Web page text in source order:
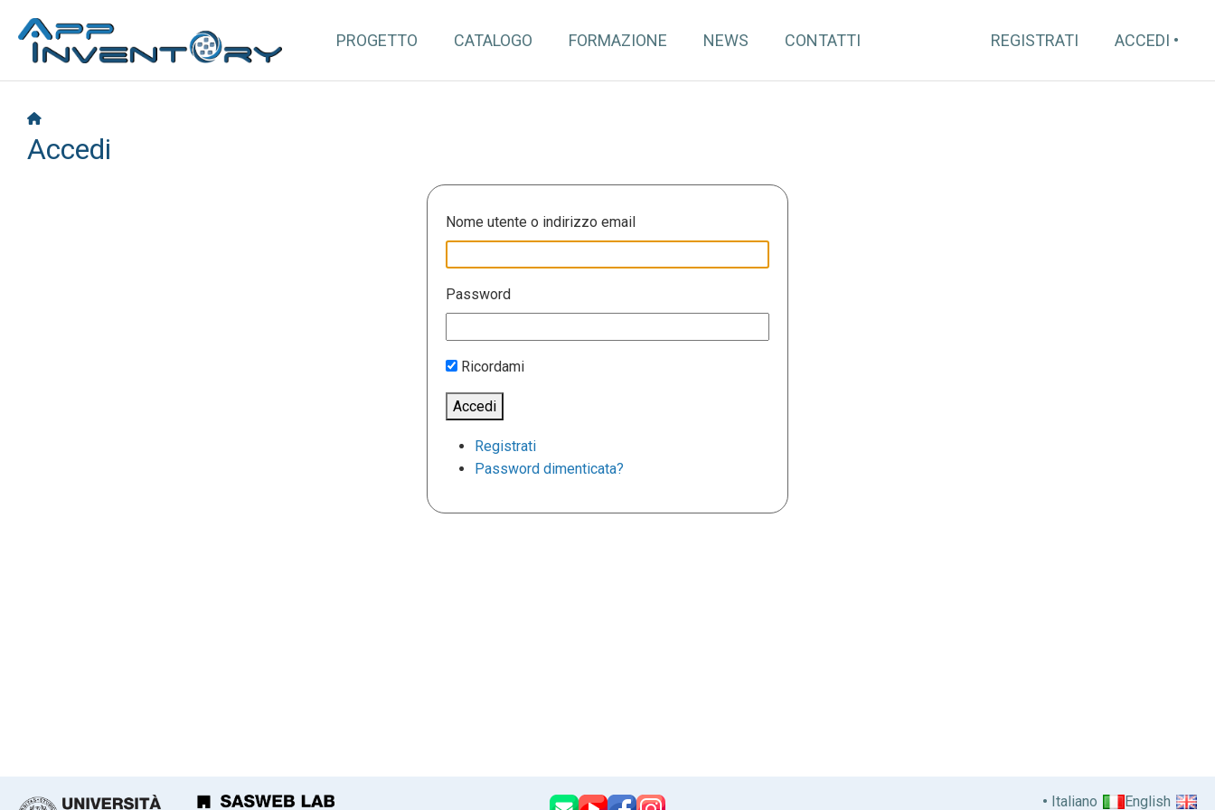
PROGETTO CATALOGO FORMAZIONE NEWS CONTATTI REGISTRATI ACCEDI
Accedi
Nome utente o indirizzo email
Password
Ricordami
Accedi
Registrati
Password dimenticata?
Italiano English